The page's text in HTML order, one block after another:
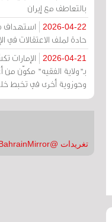
بالتعاطف مع إيران
2026-04-22
استهداف
حادة لملف الاعتقالات في
2026-04-21
الإمارات
بـ"ولاية الفقيه" مكوّن
وحوزوية أخرى في تخبط
تغريدات @BahrainMirror